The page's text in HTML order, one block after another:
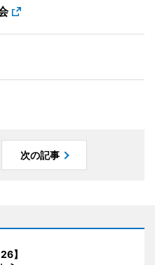
次の記事
】